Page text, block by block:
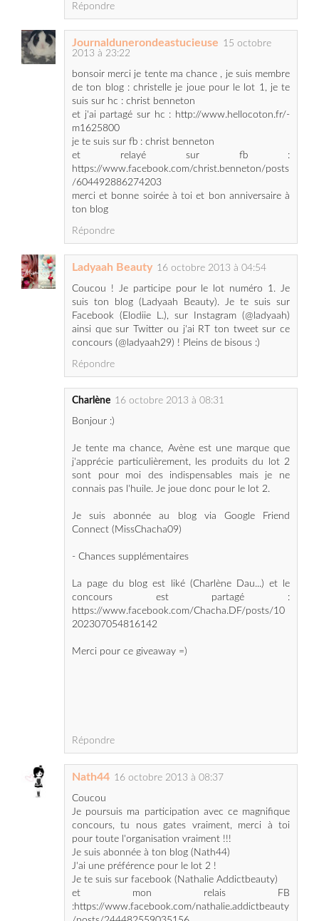
2013 à 23:22
de ton blog : christelle je joue pour le lot 1, je te
suis sur hc : christ benneton
et j'ai partagé sur hc : http://www.hellocoton.fr/-
m1625800
je te suis sur fb : christ benneton
et relayé sur fb :
https://www.facebook.com/christ.benneton/posts
/604492886274203
merci et bonne soirée à toi et bon anniversaire à
ton blog
Répondre
Coucou ! Je participe pour le lot numéro 1. Je
suis ton blog (Ladyaah Beauty). Je te suis sur
Facebook (Elodiie L.), sur Instagram (@ladyaah)
ainsi que sur Twitter ou j'ai RT ton tweet sur ce
concours (@ladyaah29) ! Pleins de bisous :)
Répondre
Bonjour :)
Je tente ma chance, Avène est une marque que
j'apprécie particulièrement, les produits du lot 2
sont pour moi des indispensables mais je ne
connais pas l'huile. Je joue donc pour le lot 2.
Je suis abonnée au blog via Google Friend
Connect (MissChacha09)
- Chances supplémentaires
La page du blog est liké (Charlène Dau...) et le
concours est partagé :
https://www.facebook.com/Chacha.DF/posts/10
202307054816142
Merci pour ce giveaway =)
Coucou
Je poursuis ma participation avec ce magnifique
concours, tu nous gates vraiment, merci à toi
pour toute l'organisation vraiment !!!
Je suis abonnée à ton blog (Nath44)
J'ai une préférence pour le lot 2 !
Je te suis sur facebook (Nathalie Addictbeauty)
et mon relais FB
:https://www.facebook.com/nathalie.addictbeauty
/posts/244482559035156
Mon tweet
:https://twitter.com/NathalieScrap1/status/39036
5275444367361